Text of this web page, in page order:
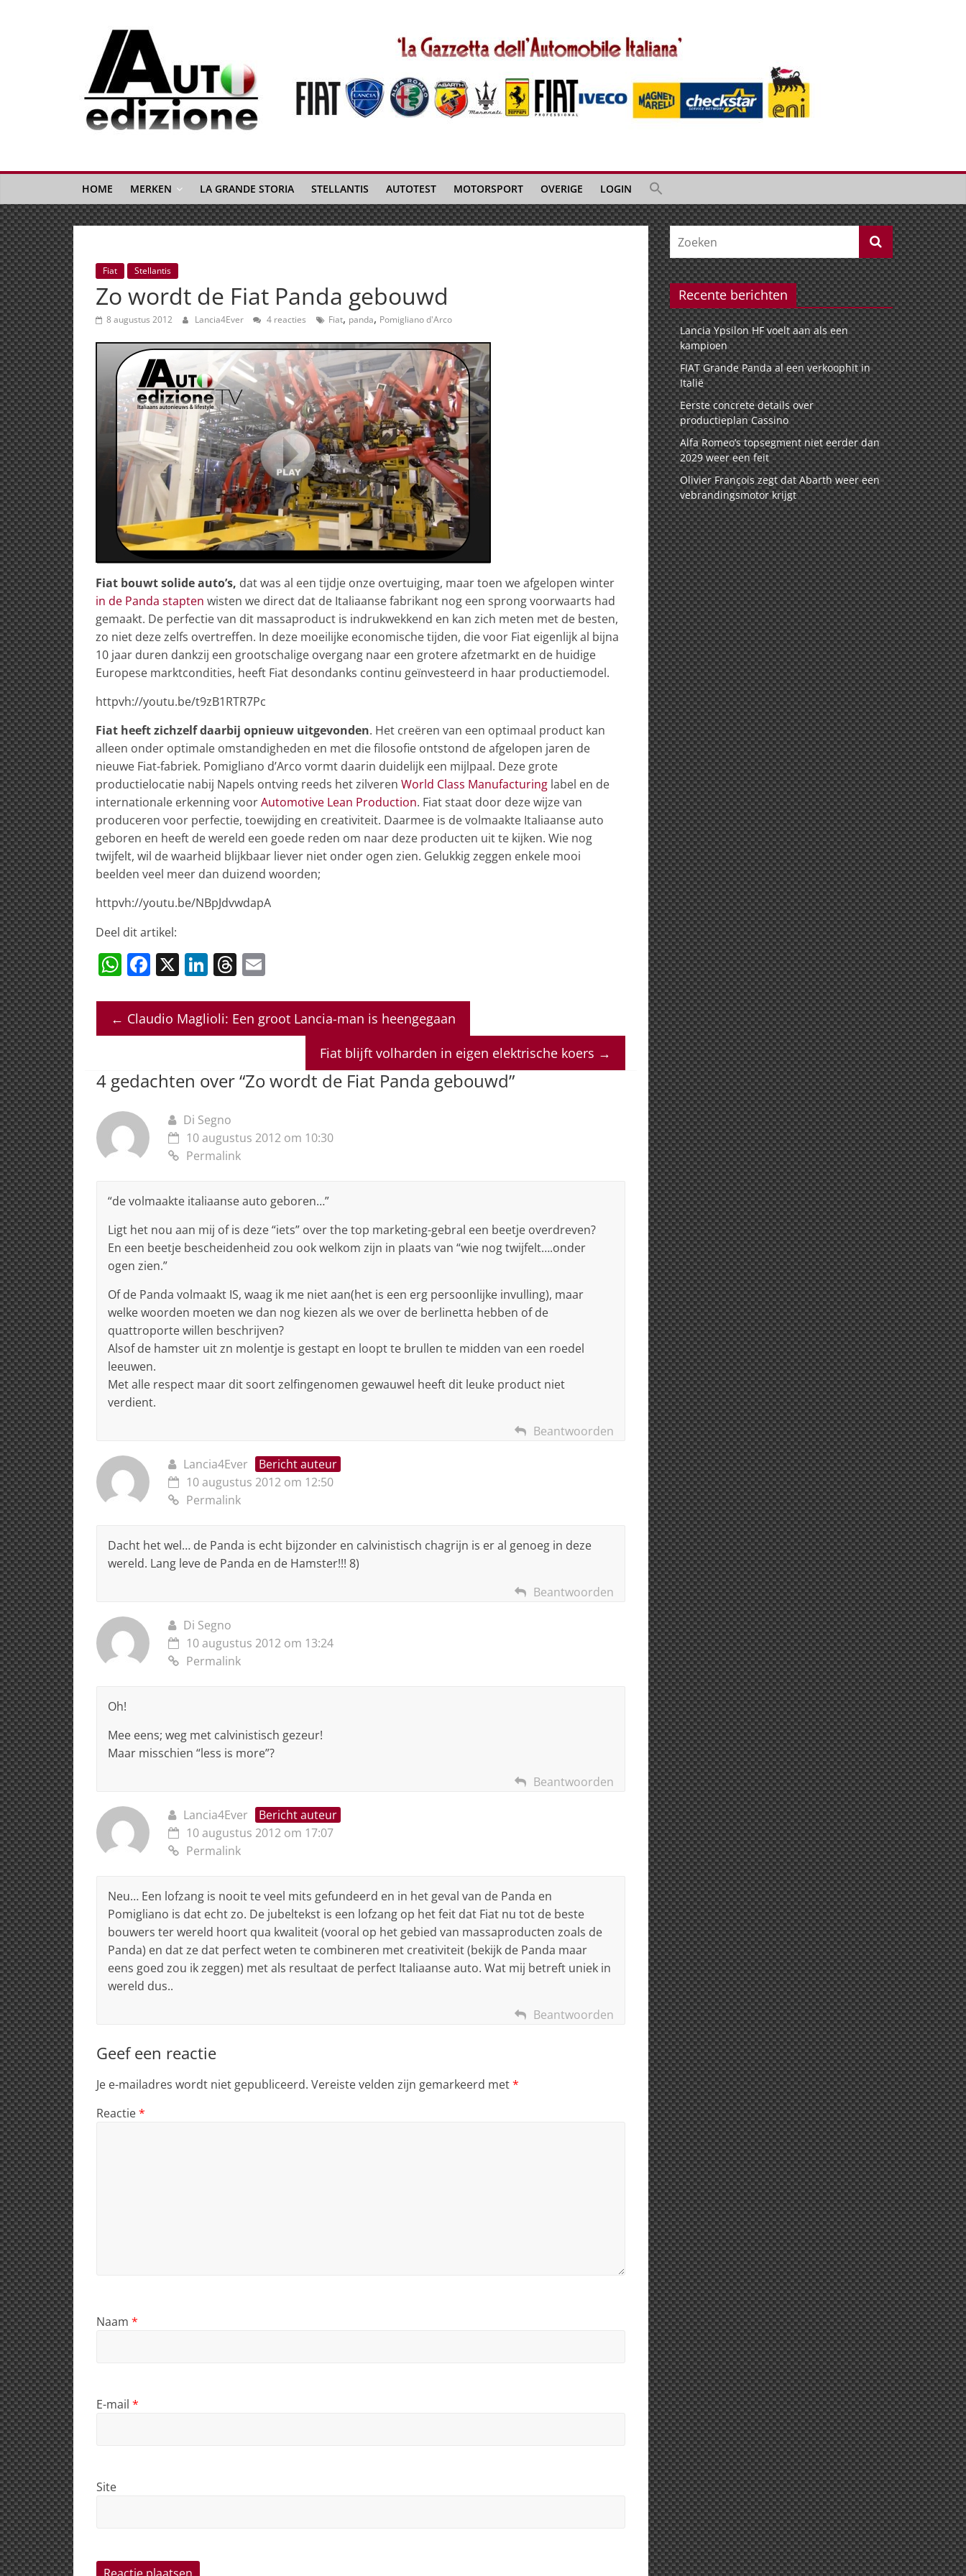
Auto
Edizione
La
Gazetta
dell'Automobile
Italiana
|
Italiaans
autonieuws
&
lifestyle
HOME MERKEN LA GRANDE STORIA STELLANTIS AUTOTEST MOTORSPORT OVERIGE LOGIN
Fiat Stellantis
Zo wordt de Fiat Panda gebouwd
8 augustus 2012 Lancia4Ever 4 reacties Fiat, panda, Pomigliano d'Arco
Fiat bouwt solide auto’s, dat was al een tijdje onze overtuiging, maar toen we afgelopen winter
in de Panda stapten wisten we direct dat de Italiaanse fabrikant nog een sprong voorwaarts had
gemaakt. De perfectie van dit massaproduct is indrukwekkend en kan zich meten met de besten,
zo niet deze zelfs overtreffen. In deze moeilijke economische tijden, die voor Fiat eigenlijk al bijna
10 jaar duren dankzij een grootschalige overgang naar een grotere afzetmarkt en de huidige
Europese marktcondities, heeft Fiat desondanks continu geïnvesteerd in haar productiemodel.
httpvh://youtu.be/t9zB1RTR7Pc
Fiat heeft zichzelf daarbij opnieuw uitgevonden. Het creëren van een optimaal product kan
alleen onder optimale omstandigheden en met die filosofie ontstond de afgelopen jaren de
nieuwe Fiat-fabriek. Pomigliano d’Arco vormt daarin duidelijk een mijlpaal. Deze grote
productielocatie nabij Napels ontving reeds het zilveren World Class Manufacturing label en de
internationale erkenning voorAutomotive Lean Production. Fiat staat door deze wijze van
produceren voor perfectie, toewijding en creativiteit. Daarmee is de volmaakte Italiaanse auto
geboren en heeft de wereld een goede reden om naar deze producten uit te kijken. Wie nog
twijfelt, wil de waarheid blijkbaar liever niet onder ogen zien. Gelukkig zeggen enkele mooi
beelden veel meer dan duizend woorden;
httpvh://youtu.be/NBpJdvwdapA
Deel dit artikel:
W
at
s
p
F
c
e
o
X Li
k
e
n
T
re
a
s
ai
l
← Claudio Maglioli: Een groot Lancia-man is heengegaan
Fiat blijft volharden in eigen elektrische koers →
4 gedachten over “Zo wordt de Fiat Panda gebouwd”
Di Segno
10 augustus 2012 om 10:30
Permalink
“de volmaakte italiaanse auto geboren…”
Ligt het nou aan mij of is deze “iets” over the top marketing-gebral een beetje overdreven?
En een beetje bescheidenheid zou ook welkom zijn in plaats van “wie nog twijfelt….onder
ogen zien.”
Of de Panda volmaakt IS, waag ik me niet aan(het is een erg persoonlijke invulling), maar
welke woorden moeten we dan nog kiezen als we over de berlinetta hebben of de
quattroporte willen beschrijven?
Alsof de hamster uit zn molentje is gestapt en loopt te brullen te midden van een roedel
leeuwen.
Met alle respect maar dit soort zelfingenomen gewauwel heeft dit leuke product niet
verdient.
Beantwoorden
Lancia4Ever
Bericht auteur
10 augustus 2012 om 12:50
Permalink
Dacht het wel… de Panda is echt bijzonder en calvinistisch chagrijn is er al genoeg in deze
wereld. Lang leve de Panda en de Hamster!!! 8)
Beantwoorden
Di Segno
10 augustus 2012 om 13:24
Permalink
Oh!
Mee eens; weg met calvinistisch gezeur!
Maar misschien “less is more”?
Beantwoorden
Lancia4Ever
Bericht auteur
10 augustus 2012 om 17:07
Permalink
Neu… Een lofzang is nooit te veel mits gefundeerd en in het geval van de Panda en
Pomigliano is dat echt zo. De jubeltekst is een lofzang op het feit dat Fiat nu tot de beste
bouwers ter wereld hoort qua kwaliteit (vooral op het gebied van massaproducten zoals de
Panda) en dat ze dat perfect weten te combineren met creativiteit (bekijk de Panda maar
eens goed zou ik zeggen) met als resultaat de perfect Italiaanse auto. Wat mij betreft uniek in
wereld dus..
Beantwoorden
Geef een reactie
Je e-mailadres wordt niet gepubliceerd. Vereiste velden zijn gemarkeerd met*
Reactie*
Naam *
E-mail *
Site
Recente berichten
Lancia Ypsilon HF voelt aan als een
kampioen
FIAT Grande Panda al een verkoophit in
Italië
Eerste concrete details over
productieplan Cassino
Alfa Romeo’s topsegment niet eerder dan
2029 weer een feit
Olivier François zegt dat Abarth weer een
vebrandingsmotor krijgt